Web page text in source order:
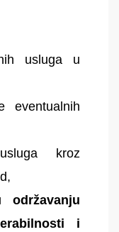
usluga u
eventualnih
kroz
održavanju
i